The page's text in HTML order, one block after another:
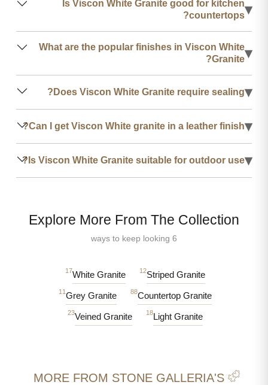
▾
Is Viscon White Granite good for kitchen
countertops?
▾
What are the popular finishes in Viscon White
Granite?
▾
Does Viscon White Granite require sealing?
▾
Can I get Viscon White granite in a leather finish?
▾
Is Viscon White Granite suitable for outdoor use?
Explore More From The Collection
6 ways to keep looking
Striped Granite
12
White Granite
17
Countertop Granite
88
Grey Granite
11
Light Granite
18
Veined Granite
23
MORE FROM STONE GALLERIA'S